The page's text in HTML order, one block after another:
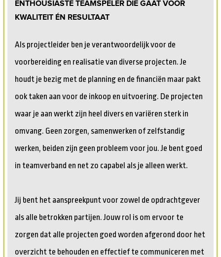
ENTHOUSIASTE TEAMSPELER DIE GAAT VOOR
KWALITEIT ÉN RESULTAAT
Als projectleider ben je verantwoordelijk voor de
voorbereiding en realisatie van diverse projecten. Je
houdt je bezig met de planning en de financiën maar pakt
ook taken aan voor de inkoop en uitvoering. De projecten
waar je aan werkt zijn heel divers en variëren sterk in
omvang. Geen zorgen, samenwerken of zelfstandig
werken, beiden zijn geen probleem voor jou. Je bent goed
in teamverband en net zo capabel als je alleen werkt.
Jij bent het aanspreekpunt voor zowel de opdrachtgever
als alle betrokken partijen. Jouw rol is om ervoor te
zorgen dat alle projecten goed worden afgerond door het
overzicht te behouden en effectief te communiceren met